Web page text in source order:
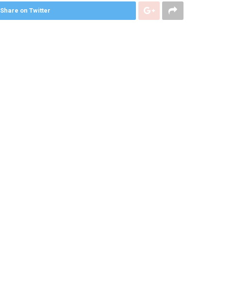
Share on Twitter